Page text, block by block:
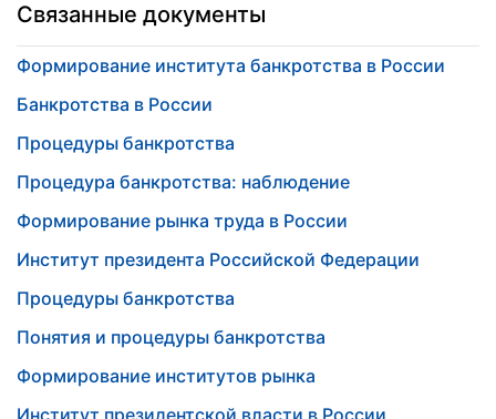
Связанные документы
Формирование института банкротства в России
Банкротства в России
Процедуры банкротства
Процедура банкротства: наблюдение
Формирование рынка труда в России
Институт президента Российской Федерации
Процедуры банкротства
Понятия и процедуры банкротства
Формирование институтов рынка
Институт президентской власти в России